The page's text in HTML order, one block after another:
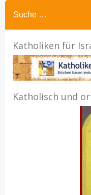
Katholiken für
Katholisch und